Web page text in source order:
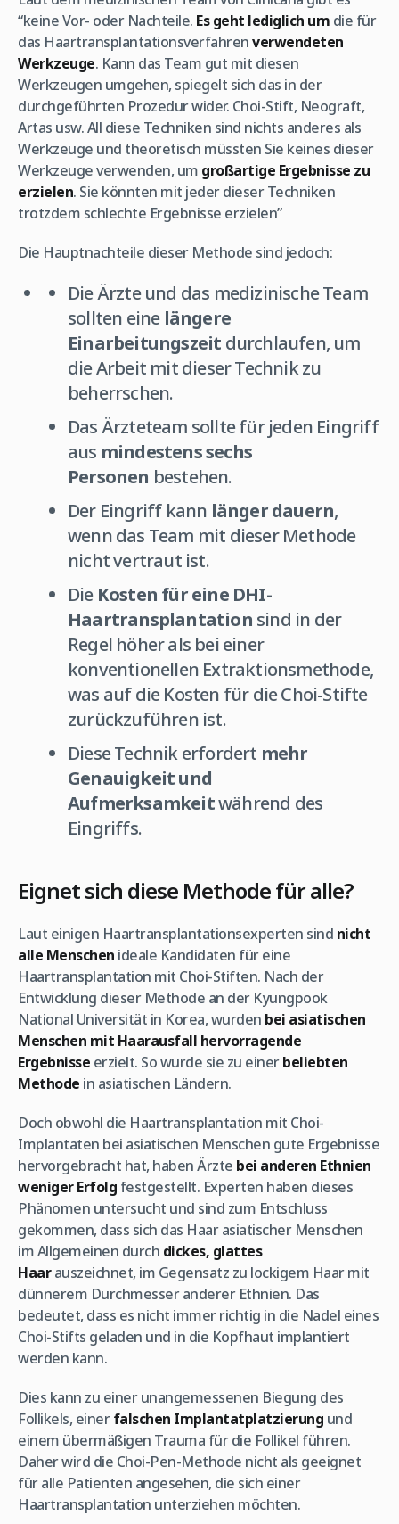
“keine Vor- oder Nachteile. Es geht lediglich um die für
das Haartransplantationsverfahrenverwendeten
Werkzeuge. Kann das Team gut mit diesen
Werkzeugen umgehen, spiegelt sich das in der
durchgeführten Prozedur wider. Choi-Stift, Neograft,
Artas usw. All diese Techniken sind nichts anderes als
Werkzeuge und theoretisch müssten Sie keines dieser
Werkzeuge verwenden, um großartige Ergebnisse zu
erzielen. Sie könnten mit jeder dieser Techniken
trotzdem schlechte Ergebnisse erzielen”
Die Hauptnachteile dieser Methode sind jedoch:
Die Ärzte und das medizinische Team
sollten eine längere
Einarbeitungszeit durchlaufen, um
die Arbeit mit dieser Technik zu
beherrschen.
Das Ärzteteam sollte für jeden Eingriff
aus mindestens sechs
Personen bestehen.
Der Eingriff kann länger dauern,
wenn das Team mit dieser Methode
nicht vertraut ist.
Die Kosten für eine DHI-
Haartransplantation sind in der
Regel höher als bei einer
konventionellen Extraktionsmethode,
was auf die Kosten für die Choi-Stifte
zurückzuführen ist.
Diese Technik erfordert mehr
Genauigkeit und
Aufmerksamkeitwährend des
Eingriffs.
Eignet sich diese Methode für alle?
Laut einigen Haartransplantationsexperten sind nicht
alle Menschen ideale Kandidaten für eine
Haartransplantation mit Choi-Stiften. Nach der
Entwicklung dieser Methode an der Kyungpook
National Universität in Korea, wurden bei asiatischen
Menschen mit Haarausfall hervorragende
Ergebnisse erzielt. So wurde sie zu einerbeliebten
Methode in asiatischen Ländern.
Doch obwohl die Haartransplantation mit Choi-
Implantaten bei asiatischen Menschen gute Ergebnisse
hervorgebracht hat, haben Ärzte bei anderen Ethnien
weniger Erfolg festgestellt. Experten haben dieses
Phänomen untersucht und sind zum Entschluss
gekommen, dass sich das Haar asiatischer Menschen
im Allgemeinen durch dickes, glattes
Haarauszeichnet, im Gegensatz zu lockigem Haar mit
dünnerem Durchmesser anderer Ethnien. Das
bedeutet, dass es nicht immer richtig in die Nadel eines
Choi-Stifts geladen und in die Kopfhaut implantiert
werden kann.
Dies kann zu einer unangemessenen Biegung des
Follikels, einerfalschen Implantatplatzierung und
einem übermäßigen Trauma für die Follikel führen.
Daher wird die Choi-Pen-Methode nicht als geeignet
für alle Patienten angesehen, die sich einer
Haartransplantation unterziehen möchten.